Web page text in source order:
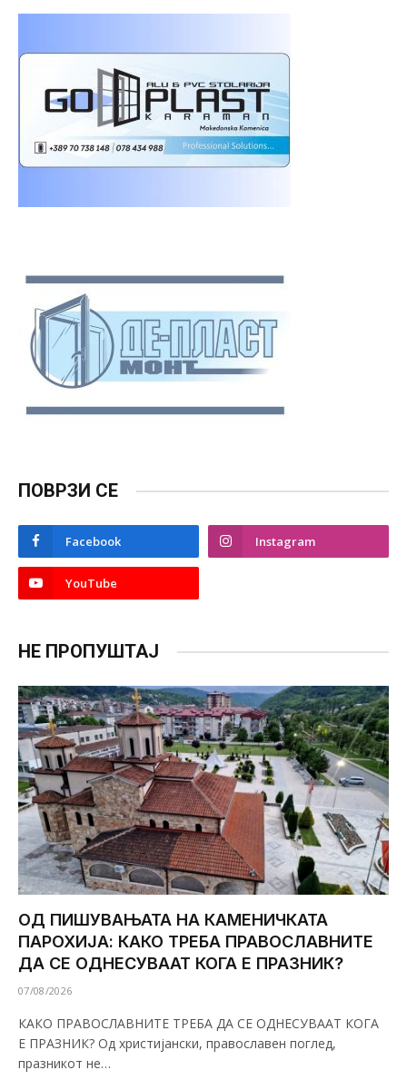
ПОВРЗИ СЕ
Facebook Instagram
YouTube
НЕ ПРОПУШТАЈ
ОД ПИШУВАЊАТА НА КАМЕНИЧКАТА
ПАРОХИЈА: КАКО ТРЕБА ПРАВОСЛАВНИТЕ
ДА СЕ ОДНЕСУВААТ КОГА Е ПРАЗНИК?
07/08/2026
КАКО ПРАВОСЛАВНИТЕ ТРЕБА ДА СЕ ОДНЕСУВААТ КОГА
Е ПРАЗНИК? Од христијански, православен поглед,
празникот не…